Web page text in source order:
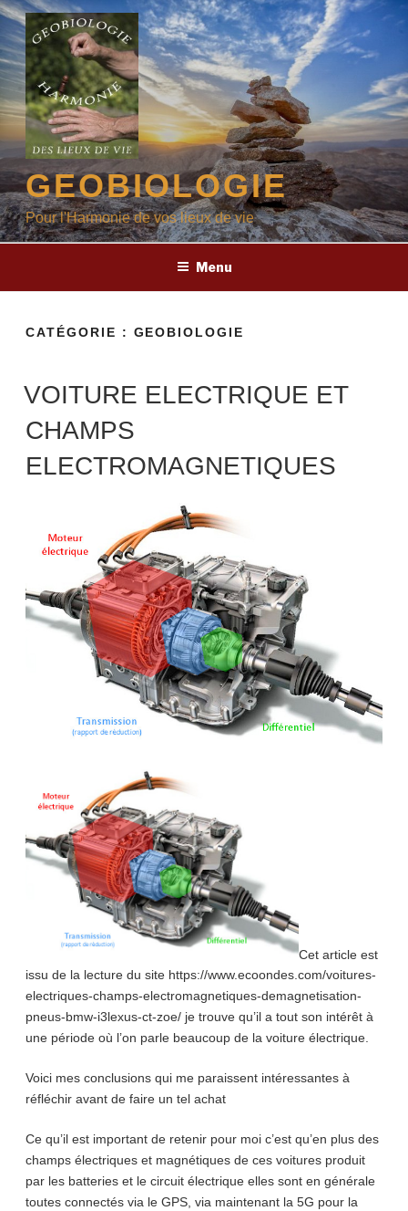
Aller
au
contenu
principal
GEOBIOLOGIE
Pour l'Harmonie de vos lieux de vie
Menu
CATÉGORIE : GEOBIOLOGIE
VOITURE ELECTRIQUE ET
CHAMPS
ELECTROMAGNETIQUES
Cet article est
issu de la lecture du site https://www.ecoondes.com/voitures-
electriques-champs-electromagnetiques-demagnetisation-
pneus-bmw-i3lexus-ct-zoe/ je trouve qu’il a tout son intérêt à
une période où l’on parle beaucoup de la voiture électrique.
Voici mes conclusions qui me paraissent intéressantes à
réfléchir avant de faire un tel achat
Ce qu’il est important de retenir pour moi c’est qu’en plus des
champs électriques et magnétiques de ces voitures produit
par les batteries et le circuit électrique elles sont en générale
toutes connectés via le GPS, via maintenant la 5G pour la